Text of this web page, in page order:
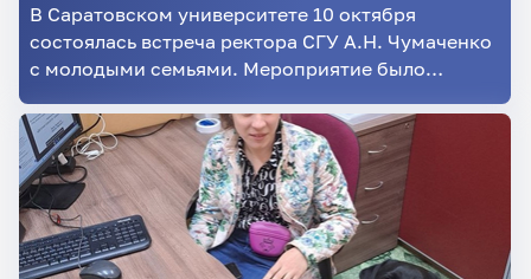
В Саратовском университете 10 октября
состоялась встреча ректора СГУ А.Н. Чумаченко
с молодыми семьями. Мероприятие было
объявленного Президентом РФ В. В. Путиным. В
формате доверительной беседы участники
смогли обсудить существующие льготы,
программы и проекты для молодых семей.